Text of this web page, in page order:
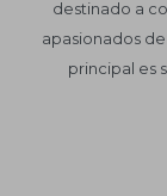
destinado a
apasionados
principal es